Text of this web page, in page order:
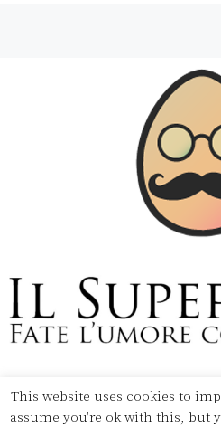
Copyright © 2020 Il
SRL